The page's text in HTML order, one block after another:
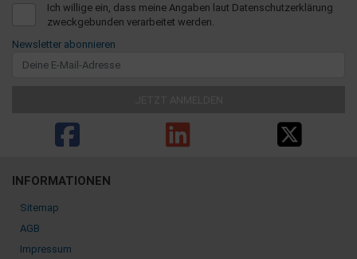
Ich willige ein, dass meine Angaben laut Datenschutzerklärung
zweckgebunden verarbeitet werden.
Newsletter abonnieren
INFORMATIONEN
Sitemap
AGB
Impressum